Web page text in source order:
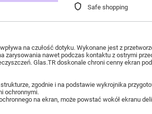
Safe shopping
na czułość dotyku. Wykonane jest z
nawet podczas kontaktu z ostrymi
Glas.TR doskonale chroni cenny ekran
zgodnie i na podstawie wykrojnika
ochronnymi.
na ekran, może powstać wokół ekranu